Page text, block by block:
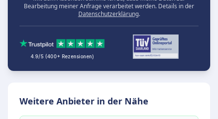
Bearbeitung meiner Anfrage verarbeitet werden. Details in der
Datenschutzerklärung.
4.9/5 (400+ Rezensionen)
Weitere Anbieter in der Nähe